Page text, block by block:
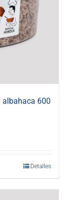
albahaca 600
Detalles